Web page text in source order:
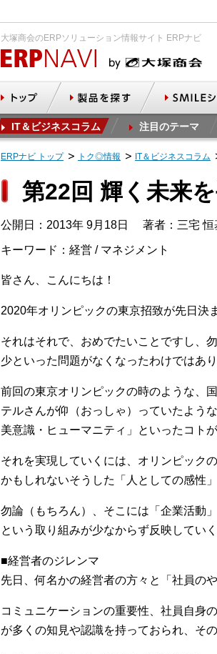
大塚商会のERPソリューション情報サイト ERPナビ
IT＆ビジネスコラム 注目のテーマ
ERPナビ トップ トク◎情報 IT＆ビジネスコラム
第22回 輝く未来
公開日：2013年 9月18日 著者：三宅
キーワード：経営 / マネジメント
皆さん、こんにちは！
2020年オリンピックの東京招致が先日決
それはそれで、おめでたいことですし、
少といった問題がなくなったわけではあり
前回の東京オリンピックの時のような、
テルさんが仰（おっしゃ）っていたよう
美意識・ヒューマニティ」といったコト
それを実現していくには、オリンピック
かもしれないそうした「人としての感性
勿論（もちろん）、そこには「企業活動
という取り組みが少なからず反映してい
■経営者のジレンマ
先日、何名かの経営者の方々と「社員の
コミュニケーションの重要性、社員自身
が多くの知見や認識を持っておられ、そ